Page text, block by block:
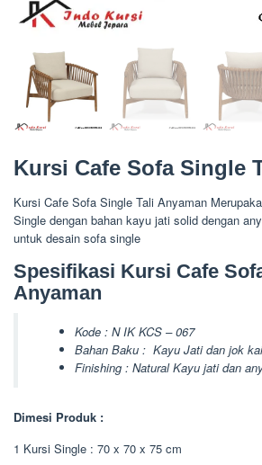
Kursi Cafe Sofa Single
Kursi Cafe Sofa Single Tali Anyaman
Single dengan bahan kayu jati solid dengan
untuk desain sofa single
Spesifikasi Kursi Cafe
Anyaman
Kode : N IK KCS – 067
Bahan Baku : Kayu Jati dan jok
Finishing : Natural Kayu jati dan
Dimesi Produk :
1 Kursi Single : 70 x 70 x 75 cm